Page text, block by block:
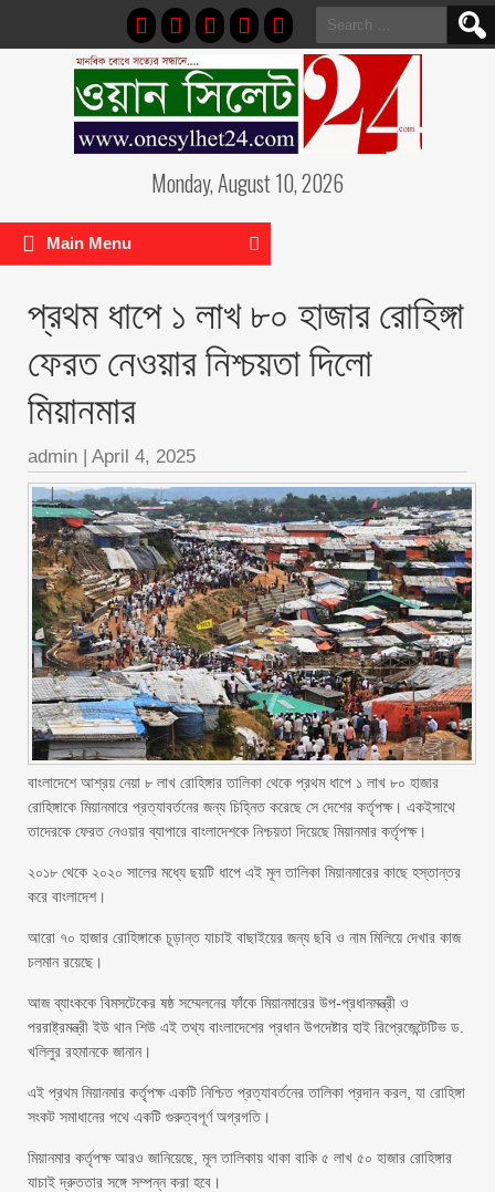
Search
for:
Monday, August 10, 2026
Main Menu
প্রথম ধাপে ১ লাখ ৮০ হাজার রোহিঙ্গা
ফেরত নেওয়ার নিশ্চয়তা দিলো
মিয়ানমার
admin | April 4, 2025
বাংলাদেশে আশ্রয় নেয়া ৮ লাখ রোহিঙ্গার তালিকা থেকে প্রথম ধাপে ১ লাখ ৮০ হাজার
রোহিঙ্গাকে মিয়ানমারে প্রত্যাবর্তনের জন্য চিহ্নিত করেছে সে দেশের কর্তৃপক্ষ। একইসাথে
তাদেরকে ফেরত নেওয়ার ব্যাপারে বাংলাদেশকে নিশ্চয়তা দিয়েছে মিয়ানমার কর্তৃপক্ষ।
২০১৮ থেকে ২০২০ সালের মধ্যে ছয়টি ধাপে এই মূল তালিকা মিয়ানমারের কাছে হস্তান্তর
করে বাংলাদেশ।
আরো ৭০ হাজার রোহিঙ্গাকে চূড়ান্ত যাচাই বাছাইয়ের জন্য ছবি ও নাম মিলিয়ে দেখার কাজ
চলমান রয়েছে।
আজ ব্যাংককে বিমসটেকের ষষ্ঠ সম্মেলনের ফাঁকে মিয়ানমারের উপ-প্রধানমন্ত্রী ও
পররাষ্ট্রমন্ত্রী ইউ থান শিউ এই তথ্য বাংলাদেশের প্রধান উপদেষ্টার হাই রিপ্রেজেন্টেটিভ ড.
খলিলুর রহমানকে জানান।
এই প্রথম মিয়ানমার কর্তৃপক্ষ একটি নিশ্চিত প্রত্যাবর্তনের তালিকা প্রদান করল, যা রোহিঙ্গা
সংকট সমাধানের পথে একটি গুরুত্বপূর্ণ অগ্রগতি।
মিয়ানমার কর্তৃপক্ষ আরও জানিয়েছে, মূল তালিকায় থাকা বাকি ৫ লাখ ৫০ হাজার রোহিঙ্গার
যাচাই দ্রুততার সঙ্গে সম্পন্ন করা হবে।